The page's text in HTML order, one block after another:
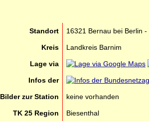
Standort 16321 Bernau bei Berlin
Kreis Landkreis Barnim
Lage via
Infos der
Bilder zur Station keine vorhanden
TK 25 Region Biesenthal